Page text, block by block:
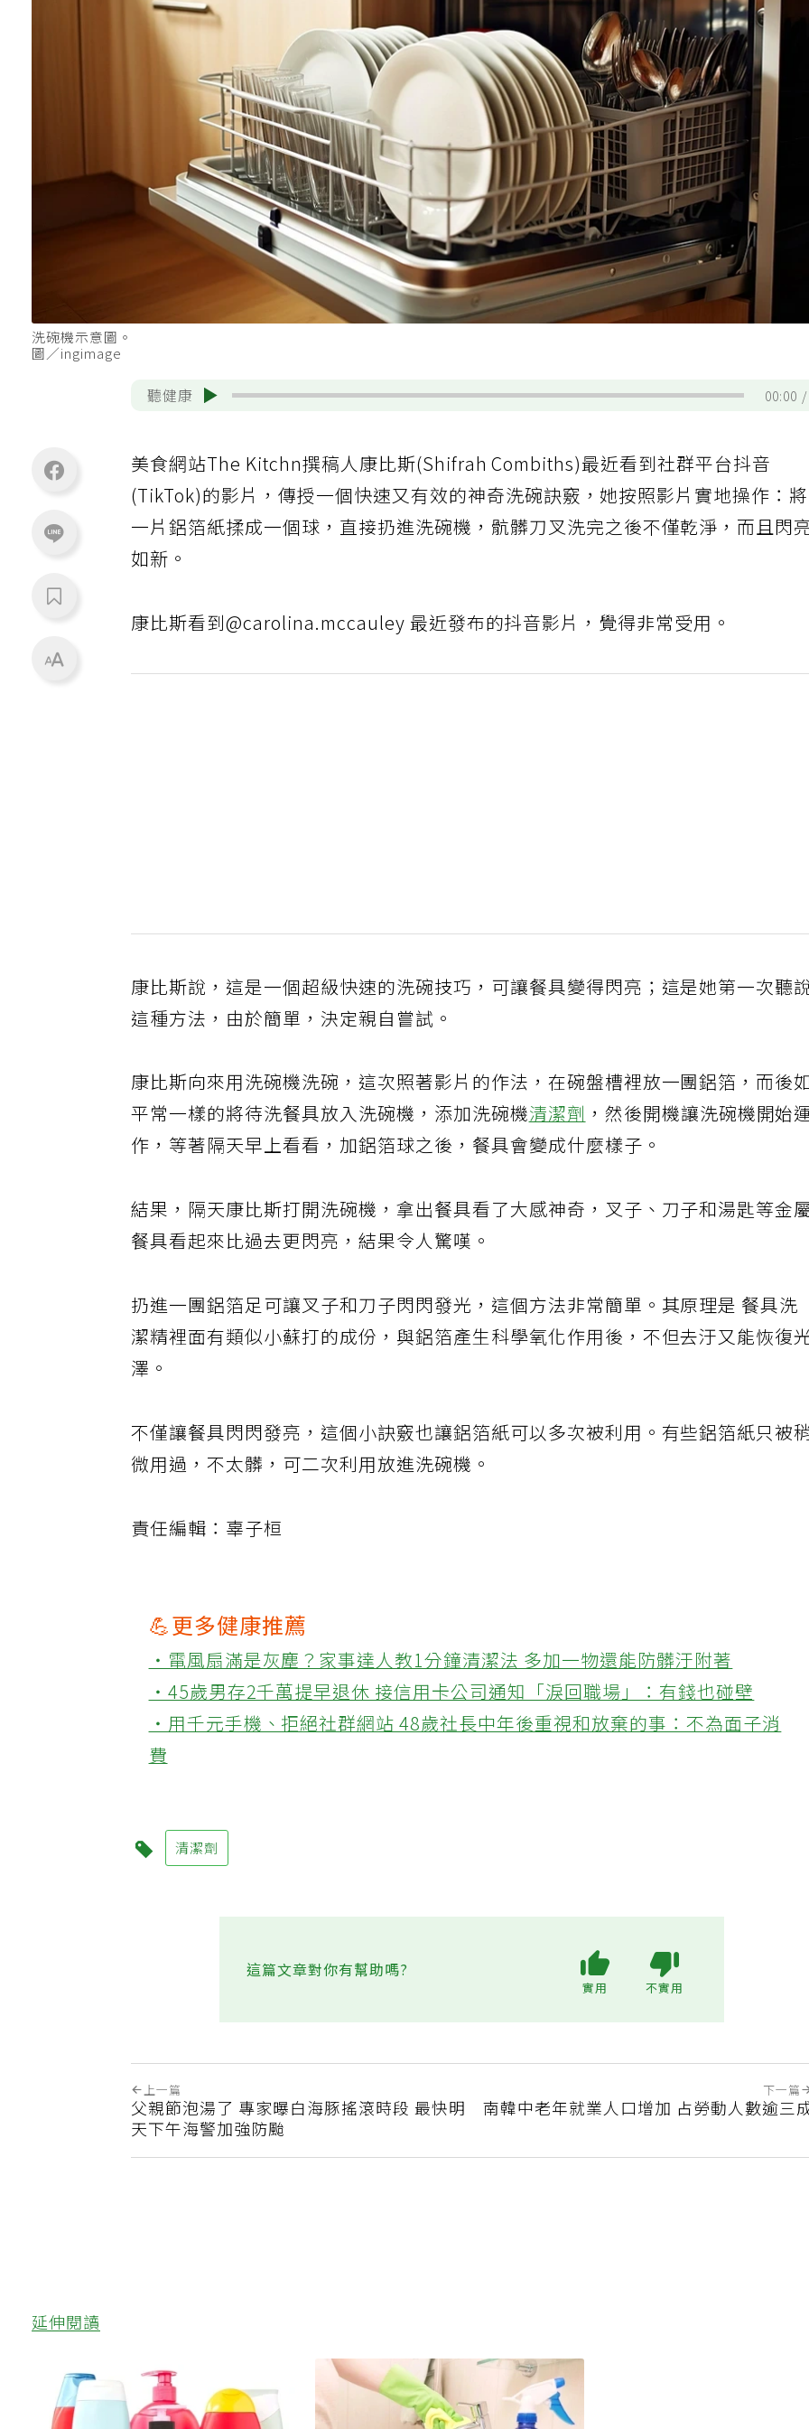
洗碗機示意圖。
圖／ingimage
聽健康 00:00
美食網站The Kitchn撰稿人康比斯(Shifrah Combiths)最近看到社群平台抖音
(TikTok)的影片，傳授一個快速又有效的神奇洗碗訣竅，她按照影片實地操作：將
一片鋁箔紙揉成一個球，直接扔進洗碗機，骯髒刀叉洗完之後不僅乾淨，而且閃亮
如新。
康比斯看到@carolina.mccauley 最近發布的抖音影片，覺得非常受用。
康比斯說，這是一個超級快速的洗碗技巧，可讓餐具變得閃亮；這是她第一次聽
這種方法，由於簡單，決定親自嘗試。
康比斯向來用洗碗機洗碗，這次照著影片的作法，在碗盤槽裡放一團鋁箔，而後
平常一樣的將待洗餐具放入洗碗機，添加洗碗機清潔劑 ，然後開機讓洗碗機開始
作，等著隔天早上看看，加鋁箔球之後，餐具會變成什麼樣子。
結果，隔天康比斯打開洗碗機，拿出餐具看了大感神奇，叉子、刀子和湯匙等金
餐具看起來比過去更閃亮，結果令人驚嘆。
扔進一團鋁箔足可讓叉子和刀子閃閃發光，這個方法非常簡單。其原理是 餐具洗
潔精裡面有類似小蘇打的成份，與鋁箔產生科學氧化作用後，不但去汙又能恢復
澤。
不僅讓餐具閃閃發亮，這個小訣竅也讓鋁箔紙可以多次被利用。有些鋁箔紙只被
微用過，不太髒，可二次利用放進洗碗機。
責任編輯：辜子桓
💪更多健康推薦
‧電風扇滿是灰塵？家事達人教1分鐘清潔法 多加一物還能防髒汙附著
‧45歲男存2千萬提早退休 接信用卡公司通知「淚回職場」：有錢也碰壁
‧用千元手機、拒絕社群網站 48歲社長中年後重視和放棄的事：不為面子消
費
清潔劑
這篇文章對你有幫助嗎?
上一篇
父親節泡湯了 專家曝白海豚搖滾時段 最快明
天下午海警加強防颱
下一篇
南韓中老年就業人口增加 占勞動人數逾三
延伸閱讀